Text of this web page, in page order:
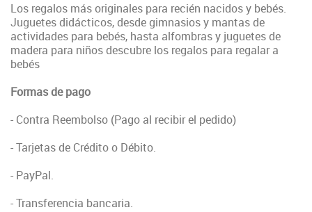
Los regalos más originales para recién nacidos y bebés.
Juguetes didácticos, desde gimnasios y mantas de
actividades para bebés, hasta alfombras y juguetes de
madera para niños descubre los regalos para regalar a
bebés
Formas de pago
- Contra Reembolso (Pago al recibir el pedido)
- Tarjetas de Crédito o Débito.
- PayPal.
- Transferencia bancaria.